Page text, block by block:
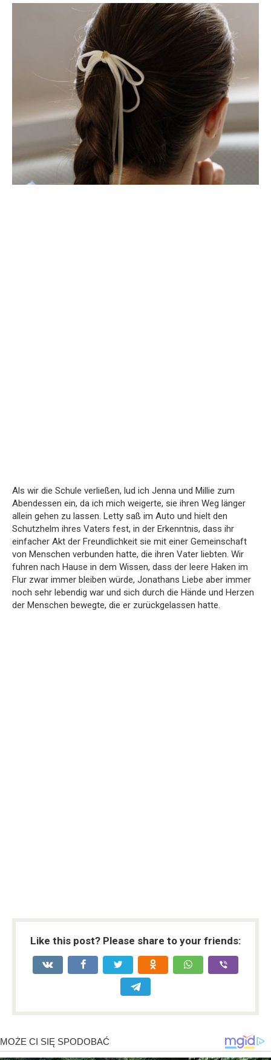
Als wir die Schule verließen, lud ich Jenna und Millie zum
Abendessen ein, da ich mich weigerte, sie ihren Weg länger
allein gehen zu lassen. Letty saß im Auto und hielt den
Schutzhelm ihres Vaters fest, in der Erkenntnis, dass ihr
einfacher Akt der Freundlichkeit sie mit einer Gemeinschaft
von Menschen verbunden hatte, die ihren Vater liebten. Wir
fuhren nach Hause in dem Wissen, dass der leere Haken im
Flur zwar immer bleiben würde, Jonathans Liebe aber immer
noch sehr lebendig war und sich durch die Hände und Herzen
der Menschen bewegte, die er zurückgelassen hatte.
Like this post? Please share to your friends: